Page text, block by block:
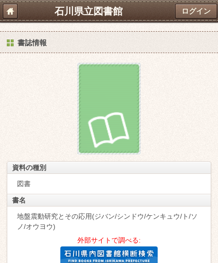
石川県立図書館 ログイン
書誌情報
資料の種別
図書
書名
地盤震動研究とその応用(ジバン/シンドウ/ケンキュウ/ト/ソ
ノ/オウヨウ)
外部サイトで調べる: